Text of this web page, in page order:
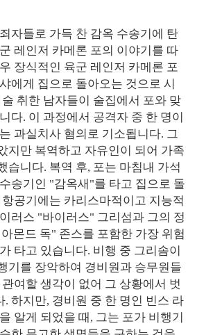
자들로 가득 찬 감옥 수송기에 탄
레인저 카메론 포의 이야기를 따
장식적인 육군 레인저 카메론 포
에게 집으로 돌아오는 것으로 시
취한 남자들이 술집에서 포와 맞
다. 이 과정에서 공격자 중 한 명이
과실치사 혐의로 기소됩니다. 그
지만 복역하고 자유인이 되어 가족
습니다. 복역 후, 포는 마침내 가석
송기인 "감옥새"를 타고 집으로 돌
공기에는 카리스마적이고 지능적
러스 "바이러스" 그리섬과 그의 정
몬드 독" 존스를 포함한 가장 위험
타고 있습니다. 비행 중 그리솜이
기를 장악하여 경비원과 승무원들
여할 생각이 없어 그 상황에서 벗
하지만, 경비원 중 한 명인 빈스 라
알게 되었을 때, 그는 포가 비행기